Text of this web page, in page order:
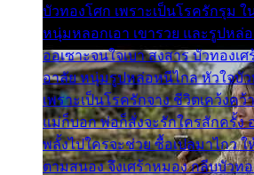
บัวทองโศก เพราะเป็นโรครักรุม
หนุ่มหลอกเอา เขารวย และรูปหล่
ออเซาะจนใจเบา สงสาร บัวทองเ
อาลัย หนุ่มรูปหล่อหนีไกล หัวใจบัว
เพราะเป็นโรครักจาง ชีวิตเคว้งคว้
แม่ก็บอก พ่อก็สั่งจะรักใครสักครั้ง
พลั้งไปใครจะช่วย ซื้อเปลมาไกว
ตามสนอง จึงเศร้าหมอง กลีบบัวท